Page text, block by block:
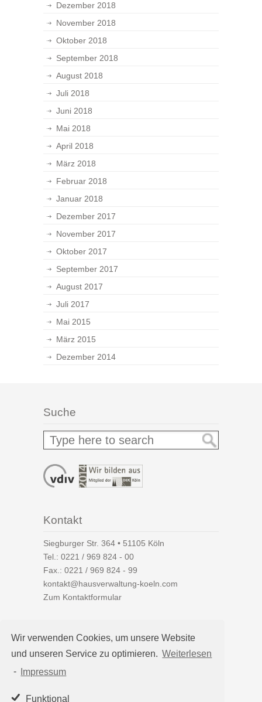
Wir verwenden Cookies, um unsere Website
und unseren Service zu optimieren. Weiterlesen
-
Impressum
Funktional
Dezember 2018
November 2018
Oktober 2018
September 2018
August 2018
Juli 2018
Juni 2018
Mai 2018
April 2018
März 2018
Februar 2018
Januar 2018
Dezember 2017
November 2017
Oktober 2017
September 2017
August 2017
Juli 2017
Mai 2015
März 2015
Dezember 2014
Suche
Kontakt
Siegburger Str. 364 • 51105 Köln
Tel.: 0221 / 969 824 - 00
Fax.: 0221 / 969 824 - 99
kontakt@hausverwaltung-koeln.com
Zum Kontaktformular
Auf einen Blick
Hausverwaltung Köln
Immobilienverwaltung Köln